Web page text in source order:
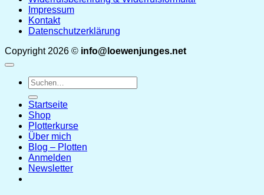
Impressum
Kontakt
Datenschutzerklärung
Copyright 2026 © info@loewenjunges.net
Suchen
nach:
Startseite
Shop
Plotterkurse
Über mich
Blog – Plotten
Anmelden
Newsletter